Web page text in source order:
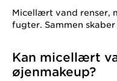
Micellært vand renser,
fugter. Sammen
Kan micellært
øjenmakeup?